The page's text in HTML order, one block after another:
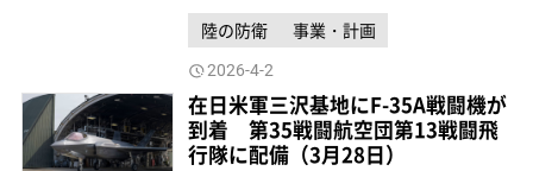
陸の防衛 事業・計画
2026-4-2
在日米軍三沢基地にF-35A戦闘機が
到着 第35戦闘航空団第13戦闘飛
行隊に配備（3月28日）